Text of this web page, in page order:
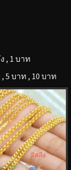
, 1 บาท
5 บาท , 10 บาท